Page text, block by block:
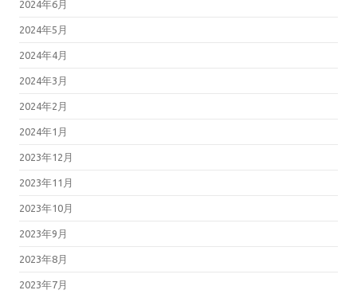
2024年6月
2024年5月
2024年4月
2024年3月
2024年2月
2024年1月
2023年12月
2023年11月
2023年10月
2023年9月
2023年8月
2023年7月